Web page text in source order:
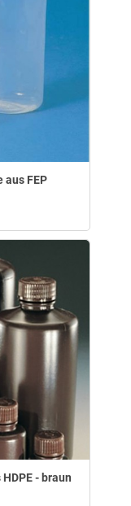
aus FEP
- braun